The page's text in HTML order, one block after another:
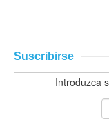
Suscribirse
Introduzca